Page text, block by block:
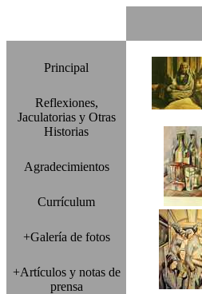
Principal
Reflexiones,
Jaculatorias y Otras
Historias
Agradecimientos
Currículum
+Galería de fotos
+Artículos y notas de
prensa